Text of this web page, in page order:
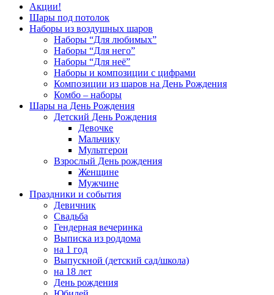
Акции!
Шары под потолок
Наборы из воздушных шаров
Наборы “Для любимых”
Наборы “Для него”
Наборы “Для неё”
Наборы и композиции с цифрами
Композиции из шаров на День Рождения
Комбо – наборы
Шары на День Рождения
Детский День Рождения
Девочке
Мальчику
Мультгерои
Взрослый День рождения
Женщине
Мужчине
Праздники и события
Девичник
Свадьба
Гендерная вечеринка
Выписка из роддома
на 1 год
Выпускной (детский сад/школа)
на 18 лет
День рождения